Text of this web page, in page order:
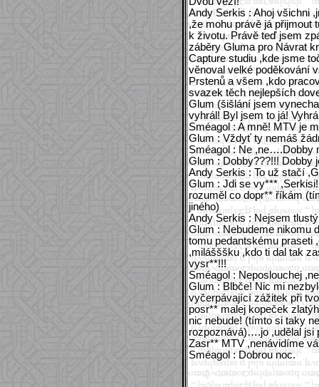
Andy Serkis : Ahoj všichni
,že mohu právě já přijmout
k životu. Právě teď jsem
záběry Gluma pro Návrat
Capture studiu ,kde jsme
věnoval velké poděkování
Prstenů a všem ,kdo
svazek těch nejlepších
Glum (šišlání jsem
vyhrál! Byl jsem to já!
Sméagol : A mně! MTV je
Glum : Vždyť ty nemáš
Sméagol : Ne ,ne….Dobby
Glum : Dobby???!!! Dobby
Andy Serkis : To už stačí
Glum : Jdi se vy***
rozuměl co dopr** říkám
jiného)
Andy Serkis : Nejsem
Glum : Nebudeme nikomu
tomu pedantskému praseti
,milášššku ,kdo ti dal tak
vysr**!!!
Sméagol : Neposlouchej
Glum : Blbče! Nic mi
vyčerpávající zážitek při
posr** malej kopeček
nic nebude! (tímto si taky
rozpoznává)….jo ,udělal jsi
Zasr** MTV ,nenávidíme
Sméagol : Dobrou noc.